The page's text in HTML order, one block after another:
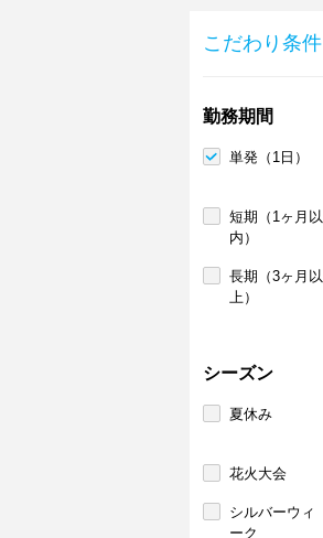
こだわり条件
勤務期間
単発（1日）
短期（1ヶ月以
内）
長期（3ヶ月以
上）
シーズン
夏休み
花火大会
シルバーウィ
ーク